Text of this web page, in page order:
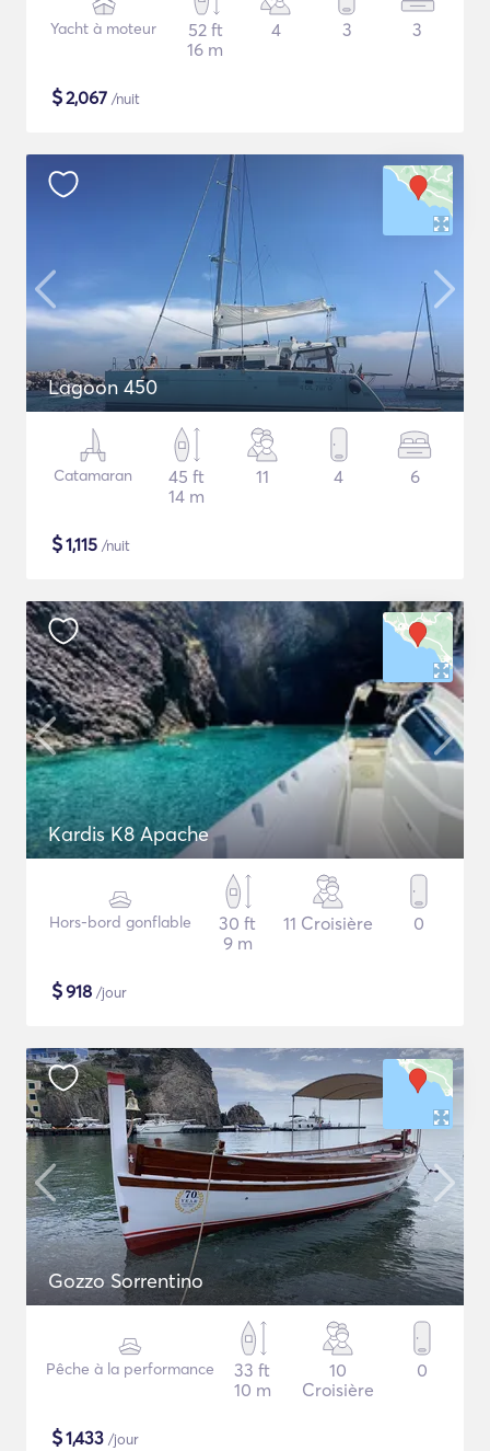
Yacht à moteur
52 ft
16 m
4 3 3
$2,067 /nuit
Lagoon 450
Catamaran
45 ft
14 m
11 4 6
$1,115 /nuit
Kardis K8 Apache
Hors-bord gonflable
30 ft
9 m
11 Croisière 0
$918 /jour
Gozzo Sorrentino
Pêche à la performance
33 ft
10 m
10
Croisière
0
$1,433 /jour